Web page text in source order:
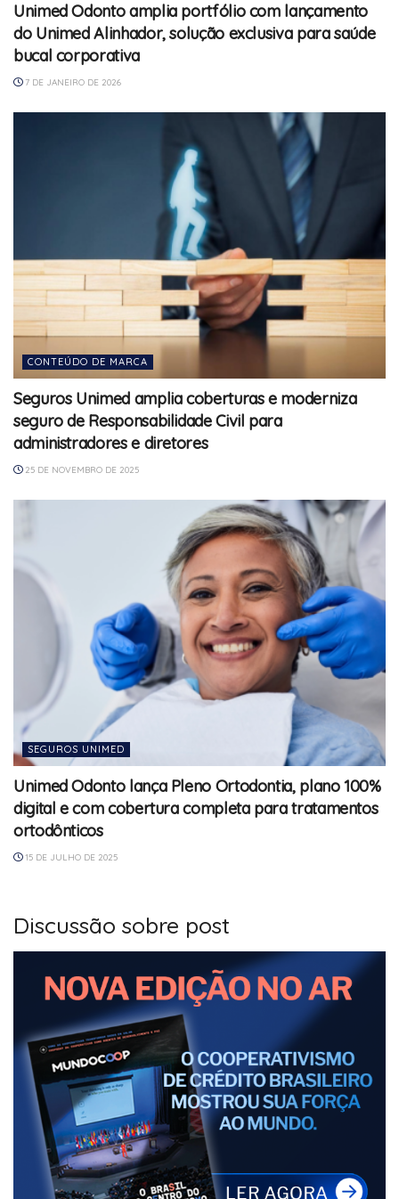
Unimed Odonto amplia portfólio com lançamento
do Unimed Alinhador, solução exclusiva para saúde
bucal corporativa
7 DE JANEIRO DE 2026
CONTEÚDO DE MARCA
Seguros Unimed amplia coberturas e moderniza
seguro de Responsabilidade Civil para
administradores e diretores
25 DE NOVEMBRO DE 2025
SEGUROS UNIMED
Unimed Odonto lança Pleno Ortodontia, plano 100%
digital e com cobertura completa para tratamentos
ortodônticos
15 DE JULHO DE 2025
Discussão sobre post